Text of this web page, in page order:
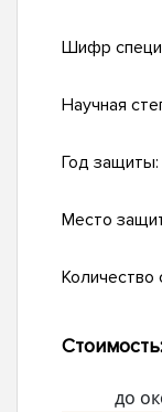
Шифр
Научная
Год защиты:
Место
Количество
Стоимость:
до